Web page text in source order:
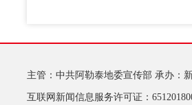
主管：中共阿勒泰地委宣传部承办：
互联网新闻信息服务许可证：